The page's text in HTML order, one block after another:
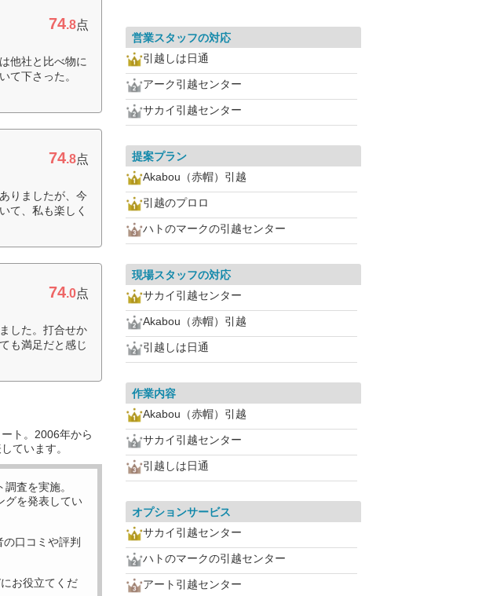
74.8点
他社と比べ物に
て下さった。
74.8点
りましたが、今
て、私も楽しく
74.0点
した。打合せか
も満足だと感じ
ト。2006年から
ています。
査を実施。
グを発表してい
の口コミや評判
にお役立てくだ
営業スタッフの対応
引越しは日通
アーク引越センター
サカイ引越センター
提案プラン
Akabou（赤帽）引越
引越のプロロ
ハトのマークの引越センター
現場スタッフの対応
サカイ引越センター
Akabou（赤帽）引越
引越しは日通
作業内容
Akabou（赤帽）引越
サカイ引越センター
引越しは日通
オプションサービス
サカイ引越センター
ハトのマークの引越センター
アート引越センター